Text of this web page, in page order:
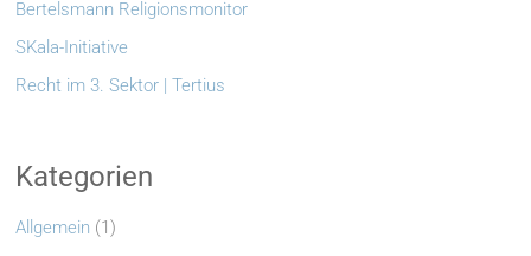
Bertelsmann Religionsmonitor
SKala-Initiative
Recht im 3. Sektor | Tertius
Kategorien
Allgemein (1)